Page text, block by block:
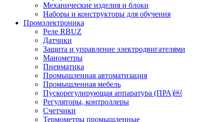
Механические изделия и блоки
Наборы и конструкторы для обучения
Промэлектроника
Реле RBUZ
Датчики
Защита и управление электродвигателями
Манометры
Пневматика
Промышленная автоматизация
Промышленная мебель
Пускорегулирующая аппаратура (ПРА)￼
Регуляторы, контроллеры
Счетчики
Термометры промышленные